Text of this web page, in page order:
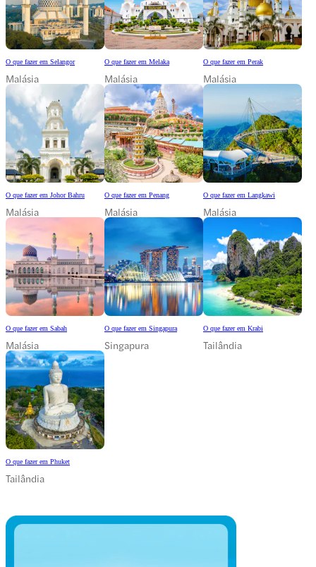
O que fazer em Selangor
Malásia
O que fazer em Melaka
Malásia
O que fazer em Perak
Malásia
O que fazer em Johor Bahru
Malásia
O que fazer em Penang
Malásia
O que fazer em Langkawi
Malásia
O que fazer em Sabah
Malásia
O que fazer em Singapura
Singapura
O que fazer em Krabi
Tailândia
O que fazer em Phuket
Tailândia